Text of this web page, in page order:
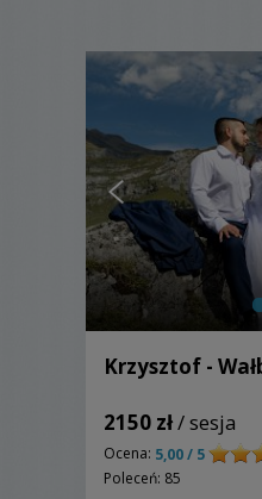
Krzysztof -
2150 zł/ sesja
Ocena: 5,00 / 5
Poleceń: 85